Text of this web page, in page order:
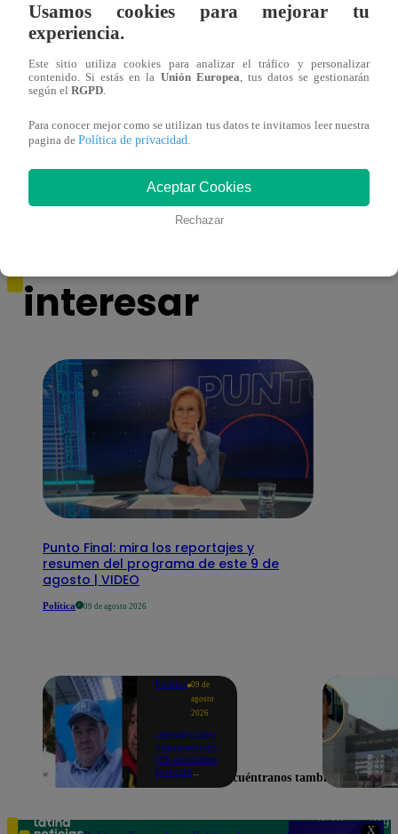
X
del 2022 – Programa completo
del
interesar
Punto Final: mira los reportajes y
resumen del programa de este 9 de
agosto | VIDEO
Política 09 de agosto 2026
Política 09 de
agosto
2026
¿Reelección
encubierta?:
135 alcaldes
buscan
primeros
Usamos cookies para mejorar tu
experiencia.
Este sitio utiliza cookies para analizar el tráfico y personalizar
contenido. Si estás en la Unión Europea, tus datos se gestionarán
según el RGPD.
Para conocer mejor como se utilizan tus datos te invitamos leer nuestra
pagina de Política de privacidad.
Aceptar Cookies
Rechazar
Encuéntranos también en
Teléfono: 219